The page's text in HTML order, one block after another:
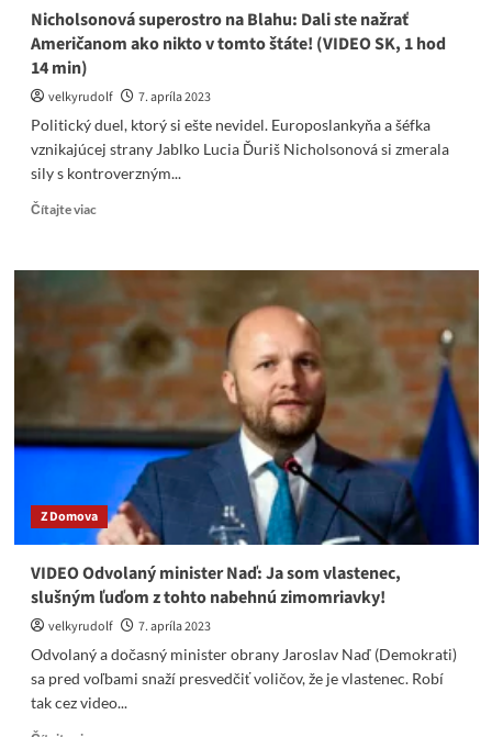
Nicholsonová superostro na Blahu: Dali ste nažrať
Američanom ako nikto v tomto štáte! (VIDEO SK, 1 hod
14 min)
velkyrudolf
7. apríla 2023
Politický duel, ktorý si ešte nevidel. Europoslankyňa a šéfka
vznikajúcej strany Jablko Lucia Ďuriš Nicholsonová si zmerala
sily s kontroverzným...
Čítajte viacRead
Nicholsonová
Blahu:
ste
ako
nikto
tomto
štáte!
(VIDEO
1
hod
14
Z Domova
VIDEO Odvolaný minister Naď: Ja som vlastenec,
slušným ľuďom z tohto nabehnú zimomriavky!
velkyrudolf
7. apríla 2023
Odvolaný a dočasný minister obrany Jaroslav Naď (Demokrati)
sa pred voľbami snaží presvedčiť voličov, že je vlastenec. Robí
tak cez video...